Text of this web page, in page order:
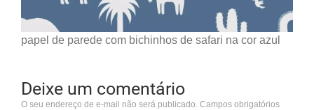
papel de parede com bichinhos de safari na cor azul
Deixe um comentário
O seu endereço de e-mail não será publicado. Campos obrigatórios